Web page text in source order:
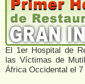
El 1er Hospital de
las Víctimas de
África Occidental el